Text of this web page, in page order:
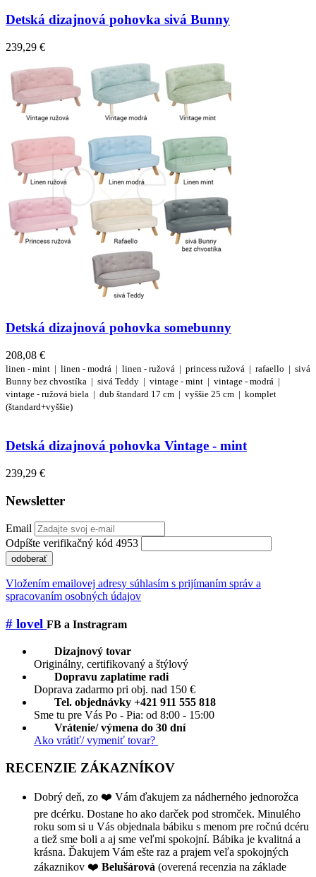
Detská dizajnová pohovka sivá Bunny
239,29 €
Detská dizajnová pohovka somebunny
208,08 €
linen - mint | linen - modrá | linen - ružová | princess ružová | rafaello | sivá
Bunny bez chvostíka | sivá Teddy | vintage - mint | vintage - modrá |
vintage - ružová biela | dub štandard 17 cm | vyššie 25 cm | komplet
(štandard+vyššie)
Detská dizajnová pohovka Vintage - mint
239,29 €
Newsletter
Email
Odpíšte verifikačný kód 4953
odoberať
Vložením emailovej adresy súhlasím s prijímaním správ a
spracovaním osobných údajov
# lovel FB a Instragram
Dizajnový tovar
Originálny, certifikovaný a štýlový
Dopravu zaplatíme radi
Doprava zadarmo pri obj. nad 150 €
Tel. objednávky +421 911 555 818
Sme tu pre Vás Po - Pia: od 8:00 - 15:00
Vrátenie/ výmena do 30 dní
Ako vrátiť/ vymeniť tovar?
RECENZIE ZÁKAZNÍKOV
Dobrý deň, zo ❤️ Vám ďakujem za nádherného jednorožca
pre dcérku. Dostane ho ako darček pod stromček. Minulého
roku som si u Vás objednala bábiku s menom pre ročnú dcéru
a tiež sme boli a aj sme veľmi spokojní. Bábika je kvalitná a
krásna. Ďakujem Vám ešte raz a prajem veľa spokojných
zákaznikov ❤️ Belušárová (overená recenzia na základe